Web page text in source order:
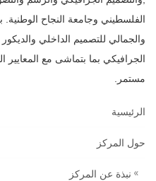
‏الفلسطيني وجامعة النجاح
والجمالي للتصميم الداخلي
الرئيسية
حول المركز
نبذة عن المركز